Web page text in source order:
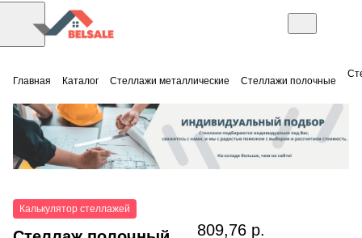
Главная Каталог Стеллажи металлические Стеллажи полочные
Калькулятор стеллажей
809,76 р.